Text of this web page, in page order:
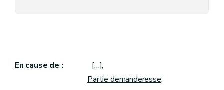
En cause de : […],
Partie demanderesse,